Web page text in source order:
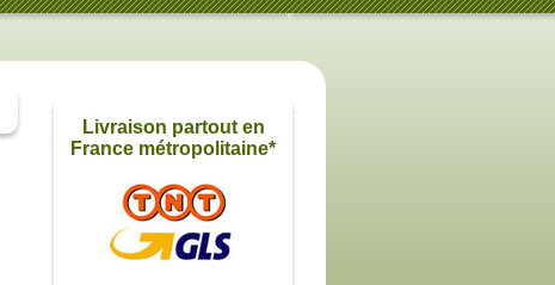
Livraison partout en
France métropolitaine*